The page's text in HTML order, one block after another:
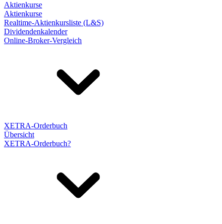
Aktienkurse
Aktienkurse
Realtime-Aktienkursliste (L&S)
Dividendenkalender
Online-Broker-Vergleich
XETRA-Orderbuch
Übersicht
XETRA-Orderbuch?